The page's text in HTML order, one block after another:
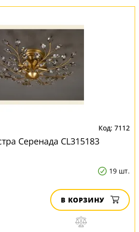
7112
Серенада CL315183
19 шт.
В КОРЗИНУ